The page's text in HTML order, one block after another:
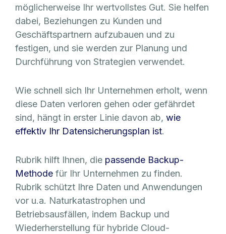
möglicherweise Ihr wertvollstes Gut. Sie helfen
dabei, Beziehungen zu Kunden und
Geschäftspartnern aufzubauen und zu
festigen, und sie werden zur Planung und
Durchführung von Strategien verwendet.
Wie schnell sich Ihr Unternehmen erholt, wenn
diese Daten verloren gehen oder gefährdet
sind, hängt in erster Linie davon ab, wie
effektiv Ihr Datensicherungsplan ist.
Rubrik hilft Ihnen, die passende Backup-
Methode für Ihr Unternehmen zu finden.
Rubrik schützt Ihre Daten und Anwendungen
vor u.a. Naturkatastrophen und
Betriebsausfällen, indem Backup und
Wiederherstellung für hybride Cloud-